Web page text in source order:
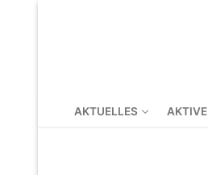
AKTUELLES AKTIVE